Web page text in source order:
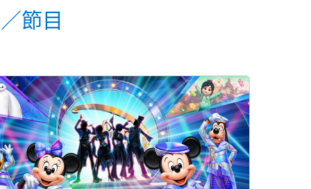
節目